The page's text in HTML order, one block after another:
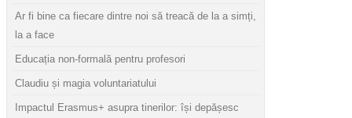
Ar fi bine ca fiecare dintre noi să treacă de la a simți,
la a face
Educația non-formală pentru profesori
Claudiu și magia voluntariatului
Impactul Erasmus+ asupra tinerilor: își depășesc